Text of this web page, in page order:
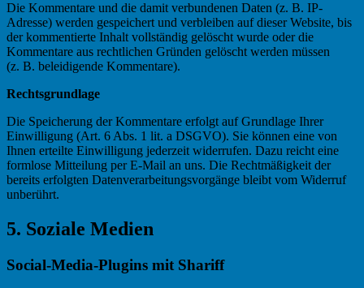
Die Kommentare und die damit verbundenen Daten (z. B. IP-
Adresse) werden gespeichert und verbleiben auf dieser Website, bis
der kommentierte Inhalt vollständig gelöscht wurde oder die
Kommentare aus rechtlichen Gründen gelöscht werden müssen
(z. B. beleidigende Kommentare).
Rechtsgrundlage
Die Speicherung der Kommentare erfolgt auf Grundlage Ihrer
Einwilligung (Art. 6 Abs. 1 lit. a DSGVO). Sie können eine von
Ihnen erteilte Einwilligung jederzeit widerrufen. Dazu reicht eine
formlose Mitteilung per E-Mail an uns. Die Rechtmäßigkeit der
bereits erfolgten Datenverarbeitungsvorgänge bleibt vom Widerruf
unberührt.
5. Soziale Medien
Social-Media-Plugins mit Shariff